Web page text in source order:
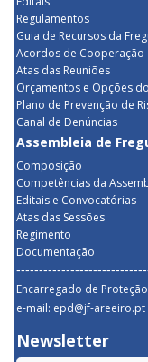
Regulamentos
Guia de Recursos da
Acordos de Cooperação
Atas das Reuniões
Orçamentos e Opções
Plano de Prevenção de
Canal de Denúncias
Assembleia de
Composição
Competências da
Editais e Convocatórias
Atas das Sessões
Regimento
Documentação
Encarregado de
e-mail: epd@jf-areeiro.pt
Newsletter